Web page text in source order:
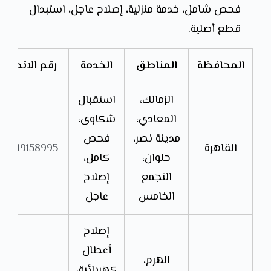
فحص شامل، خدمة منزلية، إصلاح عاجل، استبدال
قطع أصلية.
المحافظة المناطق الخدمة رقم الاتصال
القاهرة
الزمالك،
المعادي،
مدينة نصر،
حلوان،
التجمع
الخامس
استقبال
شكاوى،
فحص
كامل،
إصلاح
عاجل
01019158995
الهرم،
إصلاح
أعطال